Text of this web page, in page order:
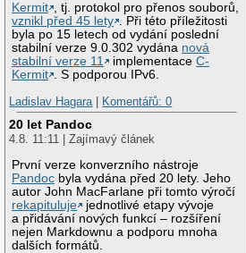
Kermit , tj. protokol pro přenos souborů,
vznikl před 45 lety . Při této příležitosti
byla po 15 letech od vydání poslední
stabilní verze 9.0.302 vydána nová
stabilní verze 11
implementaceC-
Kermit . S podporou IPv6.
Ladislav Hagara | Komentářů: 0
20 let Pandoc
4.8. 11:11 | Zajímavý článek
První verze konverzního nástroje
Pandoc byla vydána před 20 lety. Jeho
autor John MacFarlane při tomto výročí
rekapituluje
jednotlivé etapy vývoje
a přidávání nových funkcí – rozšíření
nejen Markdownu a podporu mnoha
dalších formátů.